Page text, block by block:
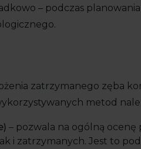
– podczas
zatrzymanego zęba
metod
– pozwala na ogólną ocenę
i zatrzymanych. Jest to